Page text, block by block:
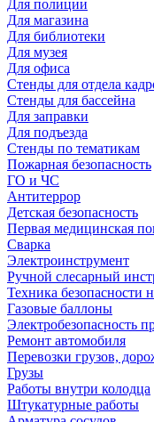
Для полиции
Для магазина
Для библиотеки
Для музея
Для офиса
Стенды для отдела
Стенды для бассейна
Для заправки
Для подъезда
Стенды по тематикам
Пожарная безопасность
ГО и ЧС
Антитеррор
Детская безопасность
Первая медицинская
Сварка
Электроинструмент
Ручной слесарный
Техника безопасности
Газовые баллоны
Электробезопасность
Ремонт автомобиля
Перевозки грузов,
Грузы
Работы внутри колодца
Штукатурные работы